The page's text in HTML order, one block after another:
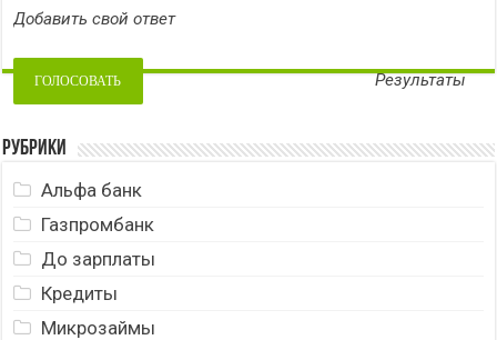
Добавить свой ответ
Результаты
Рубрики
Альфа банк
Газпромбанк
До зарплаты
Кредиты
Микрозаймы